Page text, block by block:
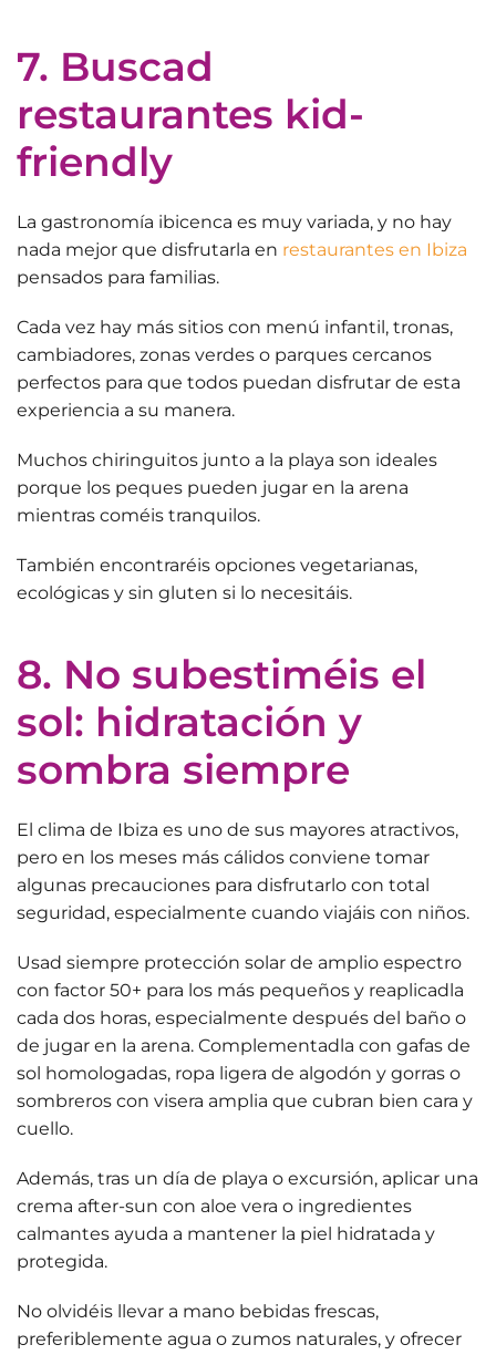
7. Buscad
restaurantes kid-
friendly
La gastronomía ibicenca es muy variada, y no hay
nada mejor que disfrutarla en restaurantes en Ibiza
pensados para familias.
Cada vez hay más sitios con menú infantil, tronas,
cambiadores, zonas verdes o parques cercanos
perfectos para que todos puedan disfrutar de esta
experiencia a su manera.
Muchos chiringuitos junto a la playa son ideales
porque los peques pueden jugar en la arena
mientras coméis tranquilos.
También encontraréis opciones vegetarianas,
ecológicas y sin gluten si lo necesitáis.
8. No subestiméis el
sol: hidratación y
sombra siempre
El clima de Ibiza es uno de sus mayores atractivos,
pero en los meses más cálidos conviene tomar
algunas precauciones para disfrutarlo con total
seguridad, especialmente cuando viajáis con niños.
Usad siempre protección solar de amplio espectro
con factor 50+ para los más pequeños y reaplicadla
cada dos horas, especialmente después del baño o
de jugar en la arena. Complementadla con gafas de
sol homologadas, ropa ligera de algodón y gorras o
sombreros con visera amplia que cubran bien cara y
cuello.
Además, tras un día de playa o excursión, aplicar una
crema after-sun con aloe vera o ingredientes
calmantes ayuda a mantener la piel hidratada y
protegida.
No olvidéis llevar a mano bebidas frescas,
preferiblemente agua o zumos naturales, y ofrecer